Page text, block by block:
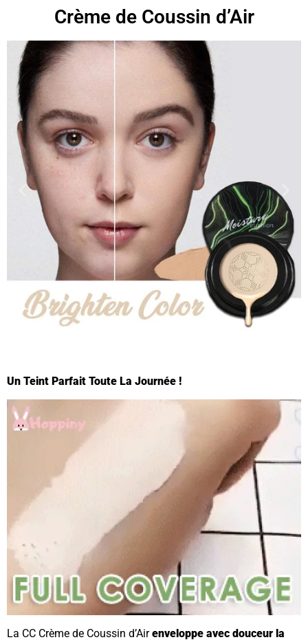
Crème de Coussin d’Air
Un Teint Parfait Toute La Journée !
La CC Crème de Coussin d’Airenveloppe avec douceur la